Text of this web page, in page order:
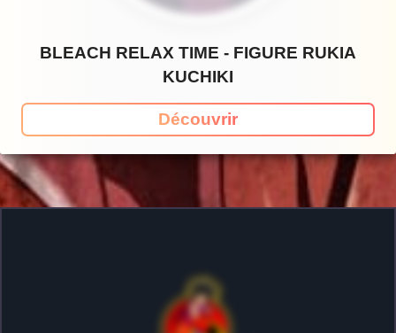
BLEACH RELAX TIME - FIGURE RUKIA
KUCHIKI
Découvrir